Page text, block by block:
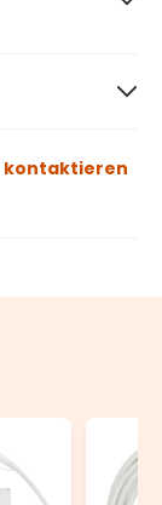
kontaktieren